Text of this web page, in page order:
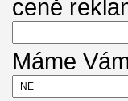
ceně
Máme